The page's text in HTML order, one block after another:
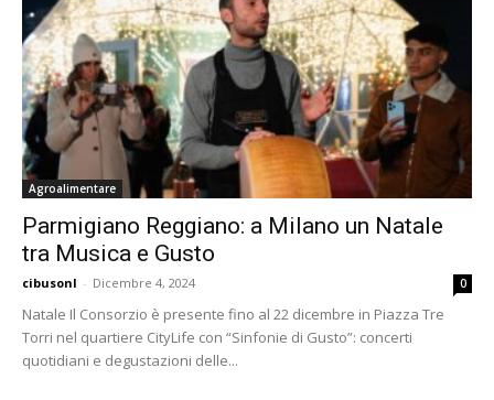
Agroalimentare
Parmigiano Reggiano: a Milano un Natale
tra Musica e Gusto
cibusonl - Dicembre 4, 2024 0
Natale Il Consorzio è presente fino al 22 dicembre in Piazza Tre
Torri nel quartiere CityLife con “Sinfonie di Gusto”: concerti
quotidiani e degustazioni delle...